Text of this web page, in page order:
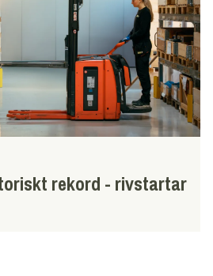
rekord - rivstartar